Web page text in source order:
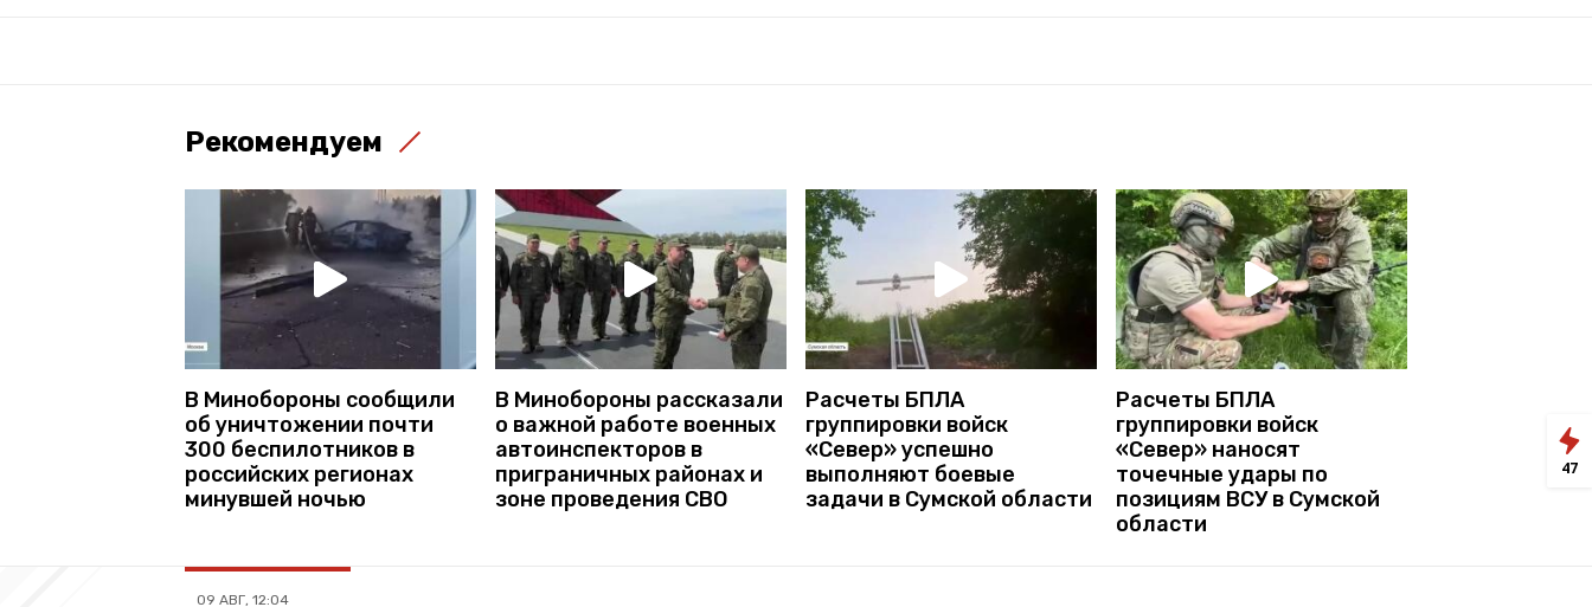
Рекомендуем
В Минобороны сообщили
об уничтожении почти
300 беспилотников в
российских регионах
минувшей ночью
В Минобороны рассказали
о важной работе военных
автоинспекторов в
приграничных районах и
зоне проведения СВО
Расчеты БПЛА
группировки войск
«Север» успешно
выполняют боевые
задачи в Сумской области
Расчеты БПЛА
группировки войск
«Север» наносят
точечные удары по
позициям ВСУ в Сумской
области
09 АВГ, 12:04
47